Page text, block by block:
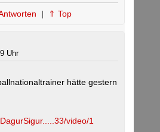
| ⇑ Top
Uhr
hätte gestern
video/1